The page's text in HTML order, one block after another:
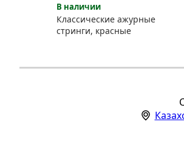
В наличии
Классические ажурные
стринги, красные